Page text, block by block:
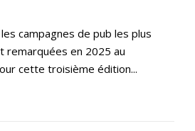
campagnes de pub les plus
remarquées en 2025 au
cette troisième édition...